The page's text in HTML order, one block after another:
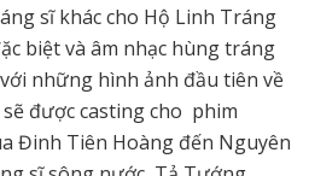
sĩ khác cho Hộ Linh Tráng
biệt và âm nhạc hùng tráng
những hình ảnh đầu tiên về
được casting cho phim
Đinh Tiên Hoàng đến Nguyên